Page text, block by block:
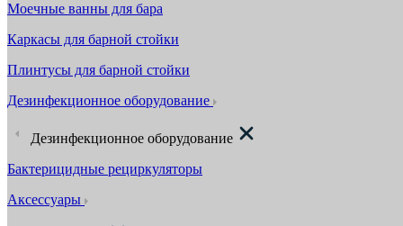
Моечные ванны для бара
Каркасы для барной стойки
Плинтусы для барной стойки
Дезинфекционное оборудование
Дезинфекционное оборудование
Бактерицидные рециркуляторы
Аксессуары